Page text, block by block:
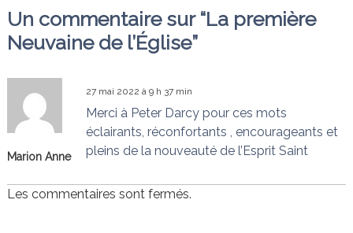
i
g
a
i
o
Un commentaire sur “La première
Neuvaine de l’Église”
Marion Anne
27 mai 2022 à 9 h 37 min
Merci à Peter Darcy pour ces mots
éclairants, réconfortants , encourageants et
pleins de la nouveauté de l’Esprit Saint
Les commentaires sont fermés.